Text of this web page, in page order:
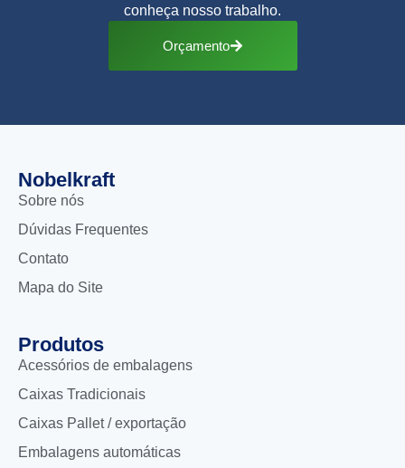
conheça nosso trabalho.
Orçamento
Nobelkraft
Sobre nós
Dúvidas Frequentes
Contato
Mapa do Site
Produtos
Acessórios de embalagens
Caixas Tradicionais
Caixas Pallet / exportação
Embalagens automáticas